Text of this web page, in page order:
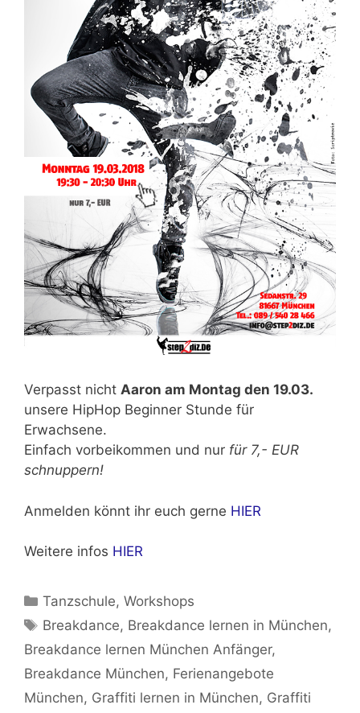
Verpasst nicht Aaron am Montag den 19.03.
unsere HipHop Beginner Stunde für
Erwachsene.
Einfach vorbeikommen und nur für 7,- EUR
schnuppern!
Anmelden könnt ihr euch gerne HIER
Weitere infos HIER
Kategorien
Tanzschule,Workshops
Schlagwörter
Breakdance, Breakdance lernen in München,
Breakdance lernen München Anfänger,
Breakdance München, Ferienangebote
München, Graffiti lernen in München, Graffiti